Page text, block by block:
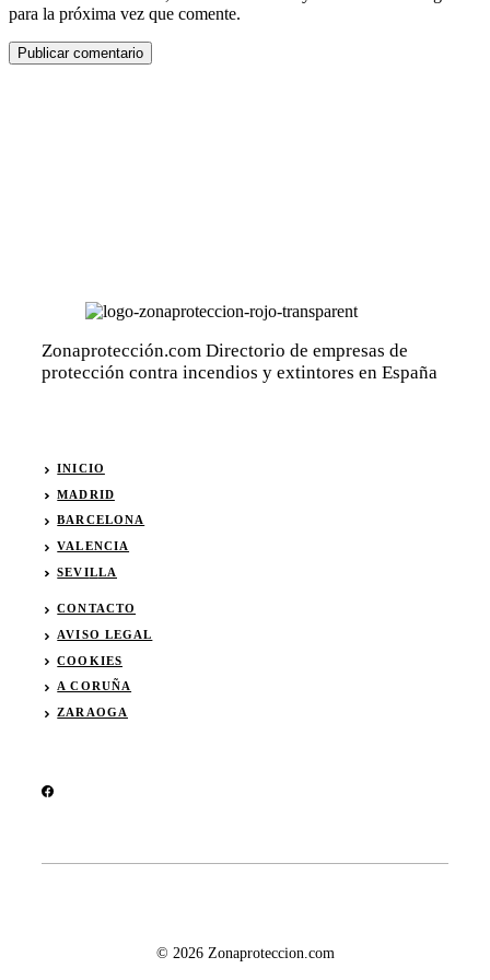
para la próxima vez que comente.
Zonaprotección.com Directorio de empresas de
protección contra incendios y extintores en España
INICIO
MADRID
BARCELONA
VALENCIA
SEVILLA
CONTACTO
AVISO LEGAL
COOKIES
A CORUÑA
ZARAOGA
© 2026 Zonaproteccion.com